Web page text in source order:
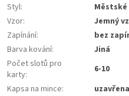
Styl:
Vzor:
Jemný
Zapínání:
bez
Barva kování:
Jiná
Počet slotů pro
karty:
6-10
Kapsa na mince: